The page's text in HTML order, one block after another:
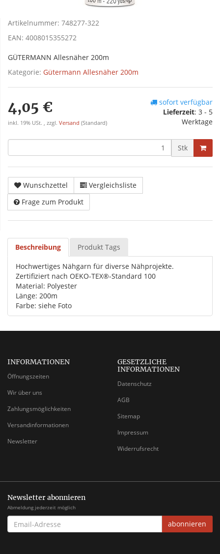
Artikelnummer: 748277-322
EAN: 4008015355272
GÜTERMANN Allesnäher 200m
Kategorie: Gütermann Allesnäher 200m
4,05 €
inkl. 19% USt. , zzgl. Versand (Standard)
sofort verfügbar
Lieferzeit: 3 - 5
Werktage
Stk
Wunschzettel
Vergleichsliste
Frage zum Produkt
Beschreibung Produkt Tags
Hochwertiges Nähgarn für diverse Nähprojekte.
Zertifiziert nach OEKO-TEX®-Standard 100
Material: Polyester
Länge: 200m
Farbe: siehe Foto
INFORMATIONEN
Öffnungszeiten
Wir über uns
Zahlungsmöglichkeiten
Versandinformationen
Newsletter
GESETZLICHE
INFORMATIONEN
Datenschutz
AGB
Sitemap
Impressum
Widerrufsrecht
Newsletter abonnieren
Abmeldung jederzeit möglich
EMAIL-
ADRESSE
abonnieren